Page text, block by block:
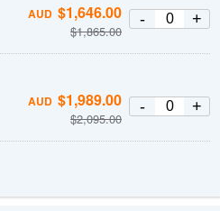
AUD $1,646.00
$1,865.00
- +
AUD $1,989.00
$2,095.00
- +